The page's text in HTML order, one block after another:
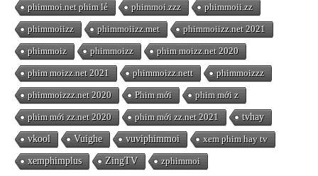
phimmoi.net phim lẻ phimmoi.zzz phimmoii.zz
phimmoiizz phimmoiizz.met phimmoiizz.net 2021
phimmoiz phimmoizz phim moizz.net 2020
phim moizz.net 2021 phimmoizz.nett phimmoizzz
phimmoizzz.net 2020 Phim mới phim mới z
phim mới zz.net 2020 phim mới zz.net 2021 tvhay
vkool Vuighe vuviphimmoi xem phim hay tv
xemphimplus ZingTV zphimmoi